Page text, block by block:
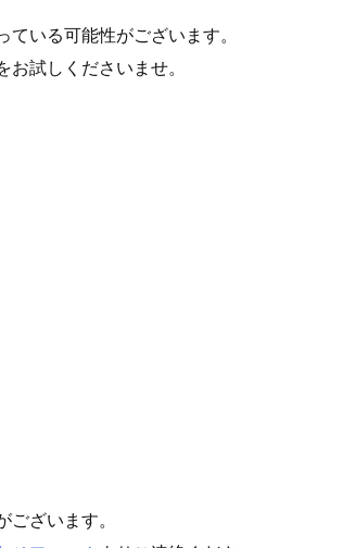
いる可能性がございます。
試しくださいませ。
ございます。